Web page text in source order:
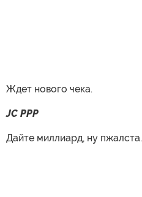
Ждет нового чека.
JC PPP
Дайте миллиард, ну пжалста.